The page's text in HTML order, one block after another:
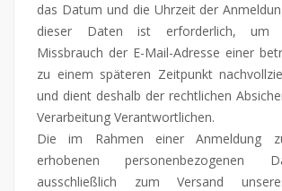
das Datum und die Uhrzeit der
dieser Daten ist erforderlich, um
Missbrauch der E-Mail-Adresse einer
zu einem späteren Zeitpunkt
und dient deshalb der rechtlichen
Verarbeitung Verantwortlichen.
Die im Rahmen einer Anmeldung
erhobenen personenbezogenen
ausschließlich zum Versand